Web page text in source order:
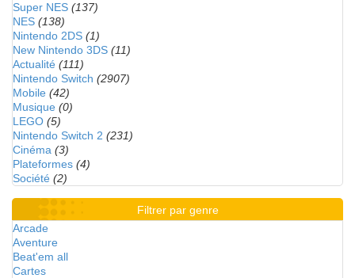
Super NES (137)
NES (138)
Nintendo 2DS (1)
New Nintendo 3DS (11)
Actualité (111)
Nintendo Switch (2907)
Mobile (42)
Musique (0)
LEGO (5)
Nintendo Switch 2 (231)
Cinéma (3)
Plateformes (4)
Société (2)
Filtrer par genre
Arcade
Aventure
Beat'em all
Cartes